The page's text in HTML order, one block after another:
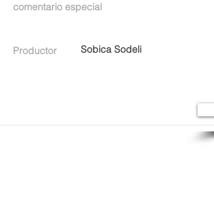
comentario especial
Productor Sobica Sodeli